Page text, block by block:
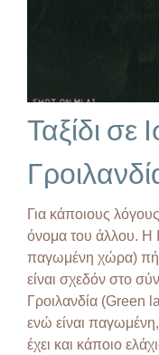
Ταξίδι σε
Για κάποιους
όνομα του άλλου. Η
παγωμένη χώρα)
είναι σχεδόν στο
Γροιλανδία
ενώ είναι
έχει και κάποιο